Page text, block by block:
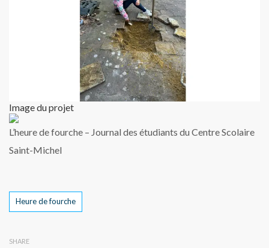
Image du projet
L’heure de fourche – Journal des étudiants du Centre Scolaire
Saint-Michel
Tags
Heure de fourche
SHARE